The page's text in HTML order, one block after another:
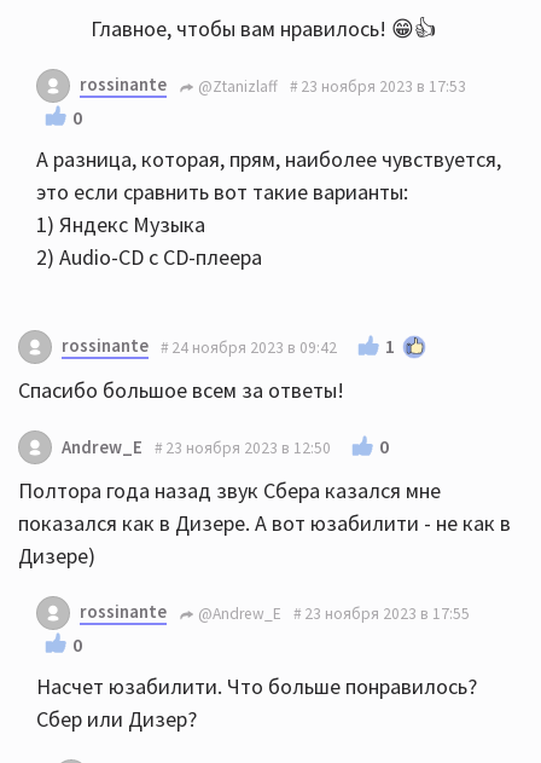
Главное, чтобы вам нравилось! 😁👍
rossinante @Ztanizlaff 23 ноября 2023 в 17:53
0
А разница, которая, прям, наиболее чувствуется,
это если сравнить вот такие варианты:
1) Яндекс Музыка
2) Audio-CD с CD-плеера
rossinante 24 ноября 2023 в 09:42 1
Спасибо большое всем за ответы!
Andrew_E 23 ноября 2023 в 12:50 0
Полтора года назад звук Сбера казался мне
показался как в Дизере. А вот юзабилити - не как в
Дизере)
rossinante @Andrew_E 23 ноября 2023 в 17:55
0
Насчет юзабилити. Что больше понравилось?
Сбер или Дизер?